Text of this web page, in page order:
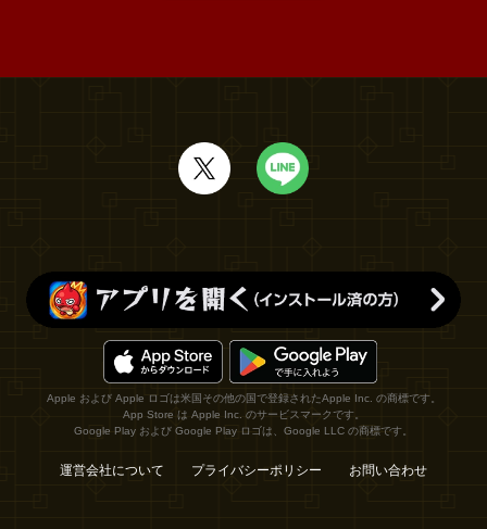
Apple および Apple ロゴは米国その他の国で登録されたApple Inc. の商標です。
App Store は Apple Inc. のサービスマークです。
Google Play および Google Play ロゴは、Google LLC の商標です。
運営会社について プライバシーポリシー お問い合わせ